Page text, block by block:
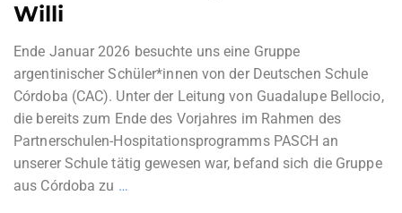
Willi
Ende Januar 2026 besuchte uns eine Gruppe
argentinischer Schüler*innen von der Deutschen Schule
Córdoba (CAC). Unter der Leitung von Guadalupe Bellocio,
die bereits zum Ende des Vorjahres im Rahmen des
Partnerschulen-Hospitationsprogramms PASCH an
unserer Schule tätig gewesen war, befand sich die Gruppe
aus Córdoba zu …